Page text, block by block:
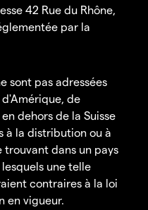
42 Rue du Rhône,
par la
sont pas adressées
de
dehors de la Suisse
à la distribution ou à
dans un pays
une telle
contraires à la loi
en vigueur.